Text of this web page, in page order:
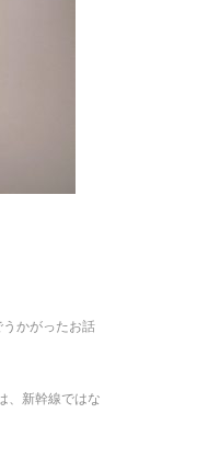
かがったお話
、新幹線ではな